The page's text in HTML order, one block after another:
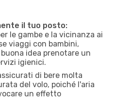
il tuo posto:
le gambe e la vicinanza ai
viaggi con bambini,
idea prenotare un
igienici.
di bere molta
del volo, poiché l'aria
un effetto